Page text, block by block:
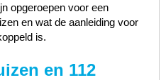
opgeroepen voor een
en wat de aanleiding voor
is.
en 112